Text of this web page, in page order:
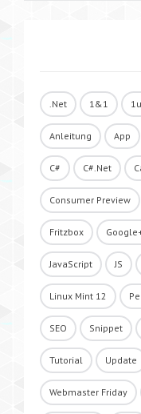
.Net 1&1
Anleitung App
C# C#.Net
Consumer Preview
Fritzbox
JavaScript JS
Linux Mint 12
SEO Snippet
Tutorial Update
Webmaster Friday